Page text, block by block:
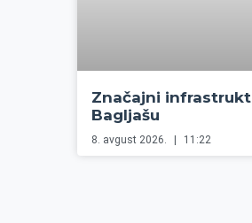
Značajni
Bagljašu
8. avgust 2026. 11:22